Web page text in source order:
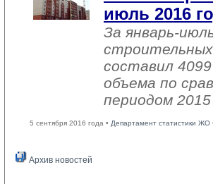
июль 2016
За январь-
составил
объема по
периодом
5 сентября 2016 года • Департамент статистики ЖО
Архив новостей